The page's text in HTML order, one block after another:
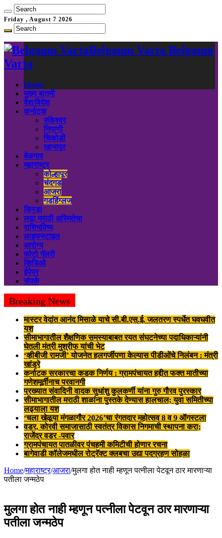
Friday , August 7 2026
Belgaum Varta Belgaum
Varta
Home
मुख्य बातमी
देश/विदेश
कर्नाटक
संकेश्वर
निपाणी
चिकोडी
खानापूर
बेळगाव
महाराष्ट्र
कोल्हापूर
चंदगड
आजरा
गडहिंग्लज
क्रिडा
लढा मराठी अस्मितेचा
राशिभविष्य
लाइफस्टाइल
आरोग्य
फोटो गॅलरी
व्हिडिओ
ईपेपर
संपर्क
Breaking News
मास्टर वेदांत आनंद मिसाळे याचे सी.बी.एस्.ई. जलतरण स्पर्धेत घवघवीत
यश
सीमाभागातील शैक्षणिक समस्याबाबत रयत संघटनेच्या पदाधिकाऱ्यांनी
घेतली मंत्री मुश्रीफ यांची भेट
‘व्हीबीजी रामजी’ योजनेत हलगर्जीपणा केल्यास पीडीओंचे निलंबन : मंत्री
खांड्रे
कर्नाटक सरकारचा कडक निर्णय : ग्रामपंचायत हद्दीत फक्त मातीच्या
गणेशमूर्तींनाच परवानगी
प्रख्यात संवादिनी वादक सुधांशु कुलकर्णी यांना गुरु गौरव पुरस्कार
सीमाभागातील मराठी शाळांना पुस्तके देण्यास हालचाल; युवा समितीच्या
लढ्याला यश
‘चला खेळूया मंगळागौर 2026’चा रंगतदार महोत्सव 8 व 9 ऑगस्टला
वडर, कोरवी समाजासाठी स्वतंत्र विकास निगमाची स्थापना करा;
राजेंद्र वडर -पवार
ग्रामपंचायत पातळीवर पंचहमी कमिटीची होणार रचना
बागेवाडी कॉलेजमधील रोट्रॅक्ट क्लबचा उद्या पदग्रहण सोहळा
Home/महाराष्ट्र/आजरा/मुलगा होत नाही म्हणून पत्नीला पेटवून ठार मारणाऱ्या
पतीला जन्मठेप
मुलगा होत नाही म्हणून पत्नीला पेटवून ठार मारणाऱ्या
पतीला जन्मठेप